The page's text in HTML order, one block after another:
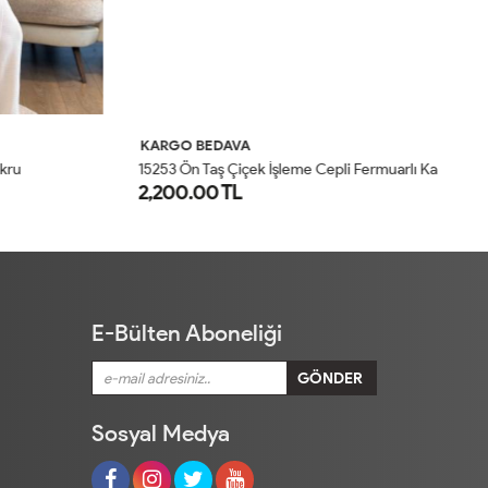
KARGO BEDAVA
2,200.00 TL
E-Bülten Aboneliği
Sosyal Medya